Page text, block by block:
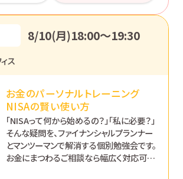
8/10(月)18:00〜19:30
ス
お金のパーソナルトレーニング
NISAの賢い使い方
「NISAって何から始めるの？」「私に必要？」
そんな疑問を、ファイナンシャルプランナー
とマンツーマンで解消する個別勉強会です。
お金にまつわるご相談なら幅広く対応可能